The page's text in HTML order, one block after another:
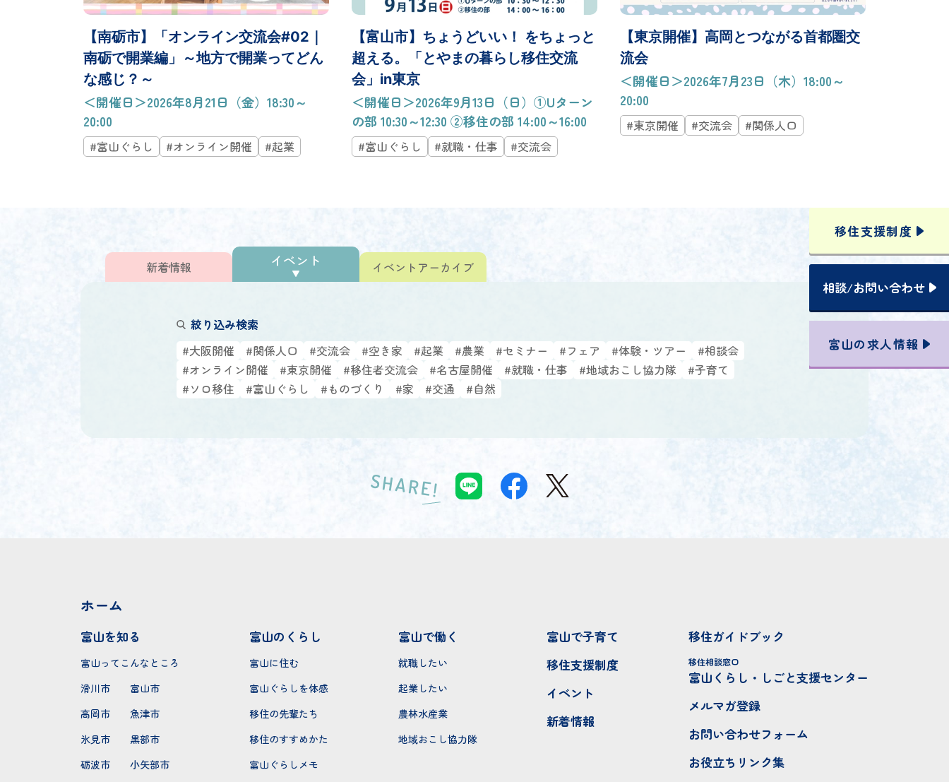
【南砺市】「オンライン交流会#02｜
南砺で開業編」～地方で開業ってどん
な感じ？～
＜開催日＞2026年8月21日（金）18:30～
20:00
#富山ぐらし #オンライン開催 #起業
【富山市】ちょうどいい！ をちょっと
超える。「とやまの暮らし移住交流
会」in東京
＜開催日＞2026年9月13日（日）①Uターン
の部 10:30～12:30 ②移住の部 14:00～16:00
#富山ぐらし #就職・仕事 #交流会
【東京開催】高岡とつながる首都圏交
流会
＜開催日＞2026年7月23日（木）18:00～
20:00
#東京開催 #交流会 #関係人口
新着情報 イベント イベント アーカイブ
絞り込み検索
#大阪開催
#関係人口 #交流会 #空き家 #起業 #農業 #セミナー #フェア #体験・ツアー
#相談会
#オンライン開催
#東京開催 #移住者交流会 #名古屋開催 #就職・仕事 #地域おこし協力隊
#子育て
#ソロ移住
#富山ぐらし #ものづくり #家 #交通 #自然
SHARE!
移住支援制度
相談/お問い合わせ
富山の求人情報
ホーム
富山を知る
富山ってこんなところ
滑川市
富山市
高岡市
魚津市
氷見市
黒部市
砺波市
小矢部市
富山のくらし
富山に住む
富山ぐらしを体感
移住の先輩たち
移住のすすめかた
富山ぐらしメモ
富山で働く
就職したい
起業したい
農林水産業
地域おこし協力隊
富山で子育て
移住支援制度
イベント
新着情報
移住ガイドブック
移住相談窓口
富山くらし・しごと支援センター
メルマガ登録
お問い合わせフォーム
お役立ちリンク集